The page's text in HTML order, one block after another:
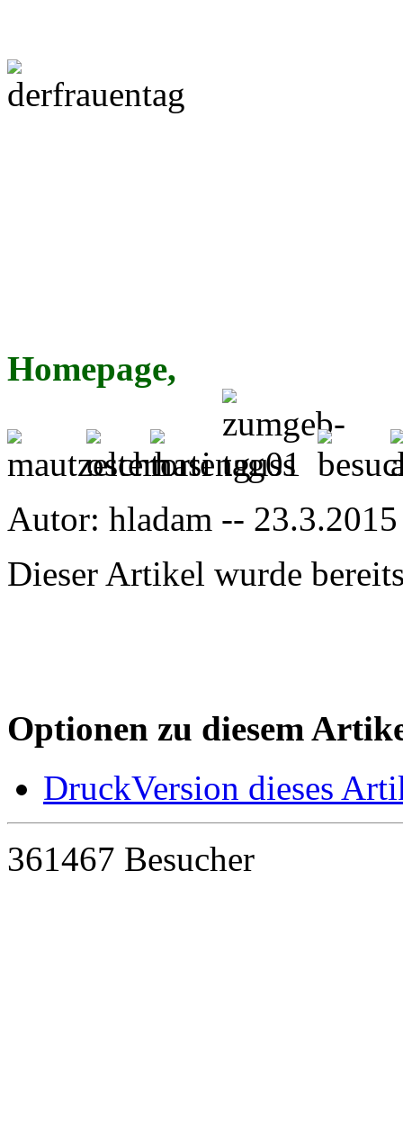
Homepage,
Autor: hladam --
Dieser Artikel wurde
Optionen zu diesem
DruckVersion dieses
361467 Besucher